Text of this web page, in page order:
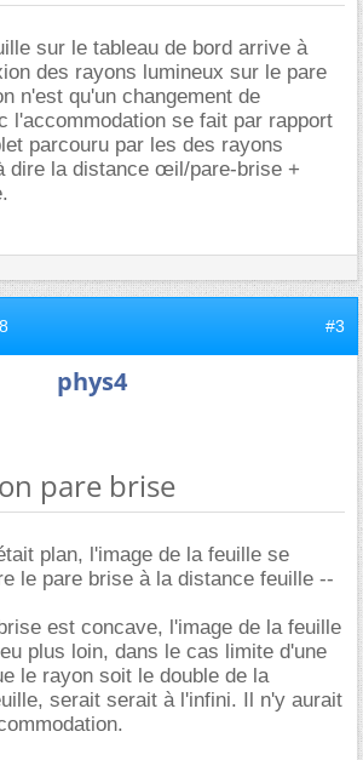
sur le tableau de bord arrive à
des rayons lumineux sur le pare
n'est qu'un changement de
l'accommodation se fait par rapport
parcouru par les des rayons
dire la distance œil/pare-brise +
#3
phys4
pare brise
plan, l'image de la feuille se
le pare brise à la distance feuille --
est concave, l'image de la feuille
plus loin, dans le cas limite d'une
le rayon soit le double de la
serait serait à l'infini. Il n'y aurait